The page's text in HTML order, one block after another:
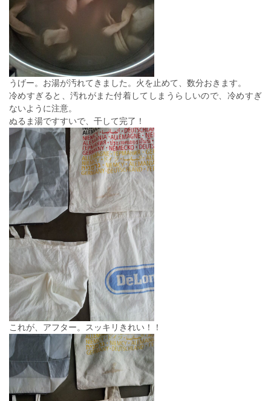
うげー。お湯が汚れてきました。火を止めて、数分おきます。
冷めすぎると、汚れがまた付着してしまうらしいので、冷めすぎ
ないように注意。
ぬるま湯ですすいで、干して完了！
これが、アフター。スッキリきれい！！